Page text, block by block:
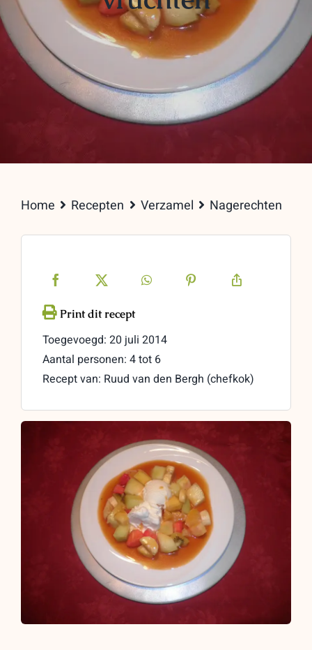
Home Recepten Verzamel Nagerechten
Toegevoegd: 20 juli 2014
Aantal personen: 4 tot 6
Recept van: Ruud van den Bergh (chefkok)